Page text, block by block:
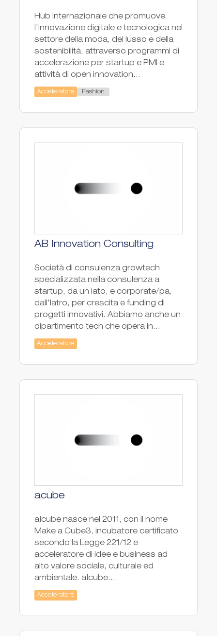
Hub internazionale che promuove
l'innovazione digitale e tecnologica nel
settore della moda, del lusso e della
sostenibilità, attraverso programmi di
accelerazione per startup e PMI e
attività di open innovation...
Acceleratore Fashion
AB Innovation Consulting
Società di consulenza growtech
specializzata nella consulenza a
startup, da un lato, e corporate/pa,
dall'latro, per crescita e funding di
progetti innovativi. Abbiamo anche un
dipartimento tech che opera in...
Acceleratore
acube
a|cube nasce nel 2011, con il nome
Make a Cube3, incubatore certificato
secondo la Legge 221/12 e
acceleratore di idee e business ad
alto valore sociale, culturale ed
ambientale. a|cube...
Acceleratore